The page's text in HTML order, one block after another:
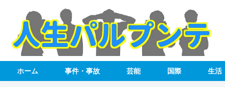
ホーム 事件・事故 芸能 国際 生活